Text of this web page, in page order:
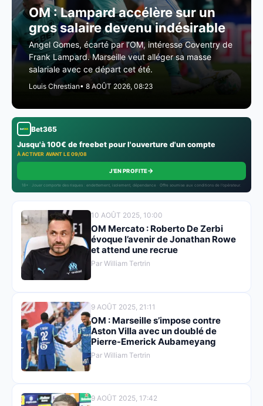
OM : Lampard accélère sur un
gros salaire devenu indésirable
Angel Gomes, écarté par l’OM, intéresse Coventry de
Frank Lampard. Marseille veut alléger sa masse
salariale avec ce départ cet été.
Louis Chrestian• 8 AOÛT 2026, 08:23
Bet365
Jusqu'à 100€ de freebet pour l'ouverture d'un compte
À ACTIVER AVANT LE 09/08
J'EN PROFITE→
18+ · Jouer comporte des risques : endettement, isolement, dépendance · Offre soumise aux conditions de l’opérateur.
10 AOÛT 2025, 10:00
OM Mercato : Roberto De Zerbi
évoque l’avenir de Jonathan Rowe
et attend une recrue
Par William Tertrin
9 AOÛT 2025, 21:11
OM : Marseille s’impose contre
Aston Villa avec un doublé de
Pierre-Emerick Aubameyang
Par William Tertrin
9 AOÛT 2025, 17:42